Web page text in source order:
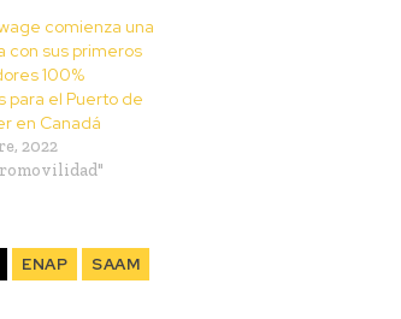
comienza una
con sus primeros
100%
para el Puerto de
en Canadá
2022
ENAP SAAM